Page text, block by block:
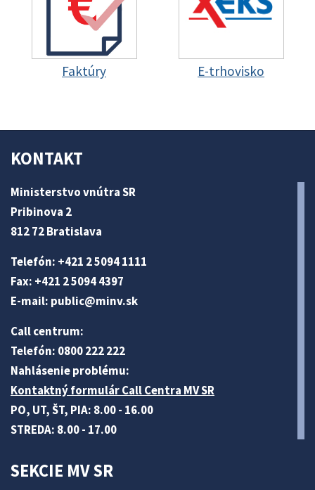
Faktúry E-trhovisko
KONTAKT
Ministerstvo vnútra SR
Pribinova 2
812 72 Bratislava
Telefón: +421 2 5094 1111
Fax: +421 2 5094 4397
E-mail: public@minv.sk
Call centrum:
Telefón: 0800 222 222
Nahlásenie problému:
Kontaktný formulár Call Centra MV SR
PO, UT, ŠT, PIA: 8.00 - 16.00
STREDA: 8.00 - 17.00
SEKCIE MV SR